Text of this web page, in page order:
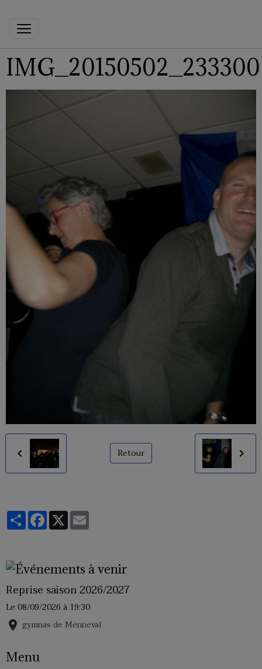
IMG_20150502_233300
Retour
PartagerFacebook
X
Reprise saison 2026/2027
Le 08/09/2026 à 19:30
gymnas de Menneval
Menu